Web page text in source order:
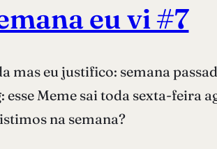
eu vi #7
mas eu justifico: semana
Meme sai toda sexta-feira
na semana?